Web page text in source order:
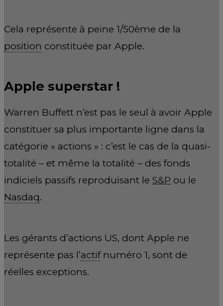
Cela représente à peine 1/50ème de la
position constituée par Apple.
Apple superstar !
Warren Buffett n’est pas le seul à avoir Apple
constituer sa plus importante ligne dans la
catégorie « actions » : c’est le cas de la quasi-
totalité – et même la totalité – des fonds
indiciels passifs reproduisant le S&P ou le
Nasdaq.
Les gérants d’actions US, dont Apple ne
représente pas l’actifnuméro 1, sont de
réelles exceptions.